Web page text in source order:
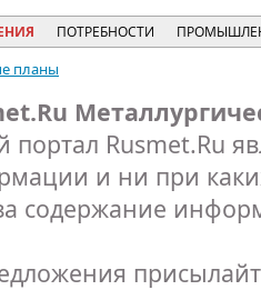
ПОТРЕБНОСТИ
планы
портал Rusmet.Ru
и ни при
содержание